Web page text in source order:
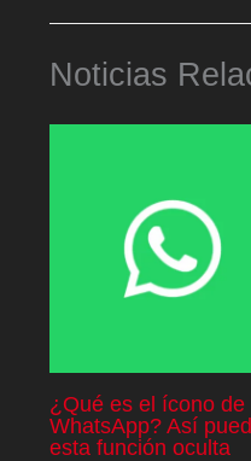
Noticias
¿Qué es el ícono
WhatsApp? Así
esta función oculta